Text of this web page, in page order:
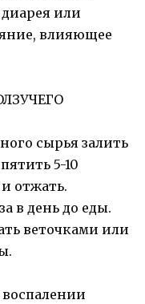
или
влияющее
сырья залить
5-10
отжать.
в день до еды.
веточками или